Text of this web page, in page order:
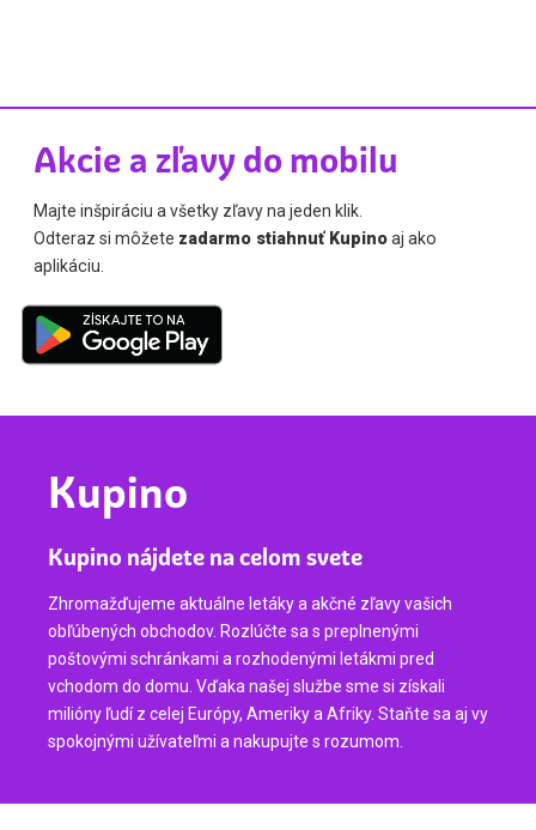
Akcie a zľavy do mobilu
Majte inšpiráciu a všetky zľavy na jeden klik.
Odteraz si môžete zadarmo stiahnuť Kupinoaj ako
aplikáciu.
Kupino
Kupino nájdete na celom svete
Zhromažďujeme aktuálne letáky a akčné zľavy vašich
obľúbených obchodov. Rozlúčte sa s preplnenými
poštovými schránkami a rozhodenými letákmi pred
vchodom do domu. Vďaka našej službe sme si získali
milióny ľudí z celej Európy, Ameriky a Afriky. Staňte sa aj vy
spokojnými užívateľmi a nakupujte s rozumom.